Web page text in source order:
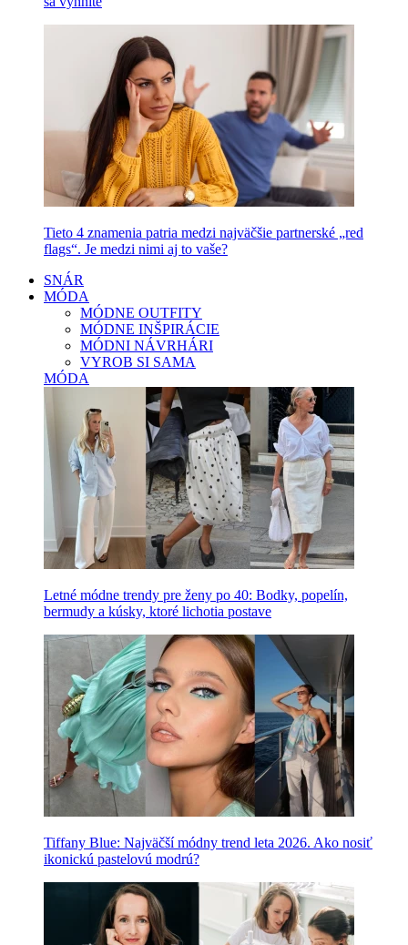
Tieto 4 znamenia patria medzi najväčšie partnerské „red
flags“. Je medzi nimi aj to vaše?
SNÁR
MÓDA
MÓDNE OUTFITY
MÓDNE INŠPIRÁCIE
MÓDNI NÁVRHÁRI
VYROB SI SAMA
MÓDA
Letné módne trendy pre ženy po 40: Bodky, popelín,
bermudy a kúsky, ktoré lichotia postave
Tiffany Blue: Najväčší módny trend leta 2026. Ako nosiť
ikonickú pastelovú modrú?